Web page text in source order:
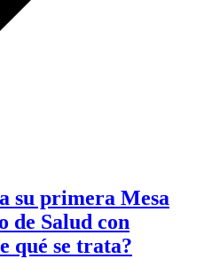
su primera Mesa
de Salud con
qué se trata?